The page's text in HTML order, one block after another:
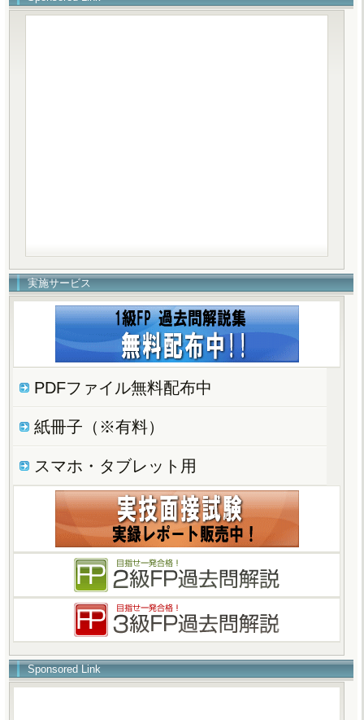
実施サービス
PDFファイル無料配布中
紙冊子（※有料）
スマホ・タブレット用
Sponsored Link